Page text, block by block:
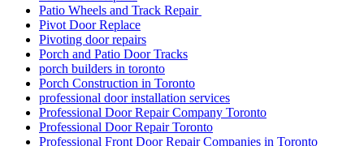
Patio Wheels and Track Repair
Pivot Door Replace
Pivoting door repairs
Porch and Patio Door Tracks
porch builders in toronto
Porch Construction in Toronto
professional door installation services
Professional Door Repair Company Toronto
Professional Door Repair Toronto
Professional Front Door Repair Companies in Toronto